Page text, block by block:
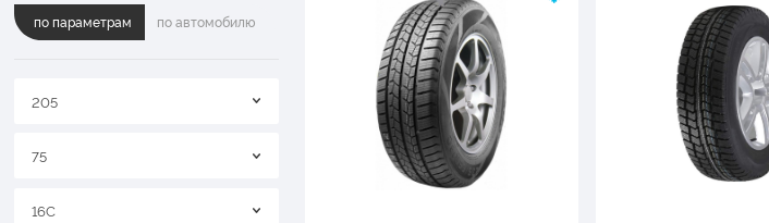
по параметрам по автомобилю
205
75
16C